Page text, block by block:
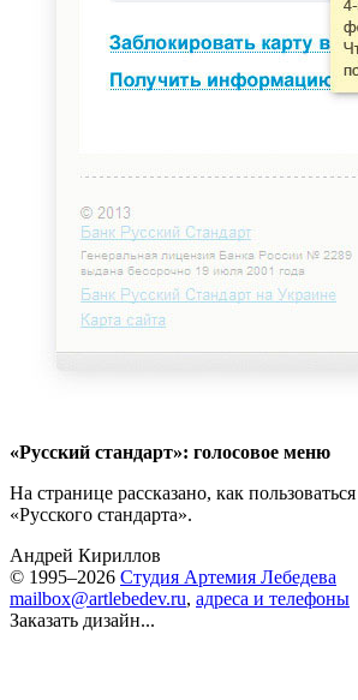
«Русский стандарт»: голосовое меню
На странице рассказано, как
«Русского стандарта».
Андрей Кириллов
© 1995–2026 Студия Артемия Лебедева
mailbox@artlebedev.ru, адреса и телефоны
Заказать дизайн...